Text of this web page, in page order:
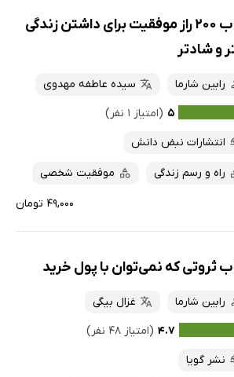
کتاب 200 راز موفقیت برای داشتن زندگی
و شادتر
رابین شارما
سیده عاطفه مهدوی
۵ (امتیاز ۱ نفر)
انتشارات نبض دانش
راه و رسم زندگی موفقیت شخصی
۴۹,۰۰۰ تومان
ثروتی که نمی‌توان با پول خرید
رابین شارما
غزال بیگی
۴.۷ (امتیاز ۴۸ نفر)
نشر گویا